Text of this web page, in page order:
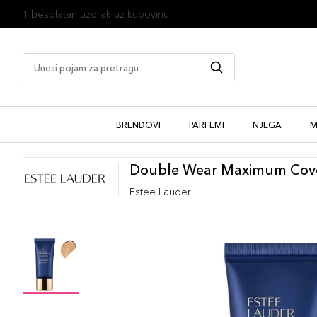
1 besplatan uzorak uz kupovinu
BRENDOVI PARFEMI NJEGA
Double Wear Maximum
Estee Lauder